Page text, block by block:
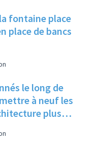
fontaine place
place de bancs
le long de
à neuf les
plus